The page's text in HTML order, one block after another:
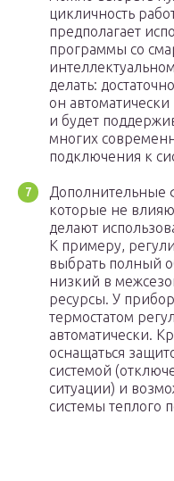
цикличность
предполагает
программы со
делать:
он
и будет
многих
подключения к
Дополнительные
которые не
делают
К примеру,
выбрать полный
низкий в
ресурсы. У
термостатом
автоматически.
оснащаться
системой
ситуации) и
системы теплого